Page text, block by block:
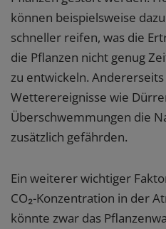
können beispielsweise
schneller reifen, was die
die Pflanzen nicht genug
zu entwickeln.
Wetterereignisse wie
Überschwemmungen die
zusätzlich gefährden.
Ein weiterer wichtiger
CO₂-Konzentration in der
könnte zwar das